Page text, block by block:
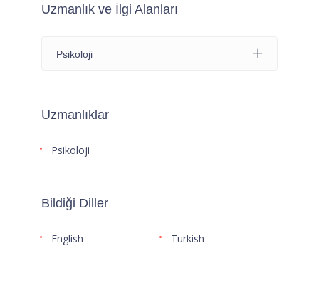
Uzmanlık ve İlgi Alanları
Psikoloji
Uzmanlıklar
Psikoloji
Bildiği Diller
English Turkish